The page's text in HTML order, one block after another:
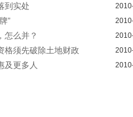
到实处
”
怎么并？
格须先破除土地财政
及更多人